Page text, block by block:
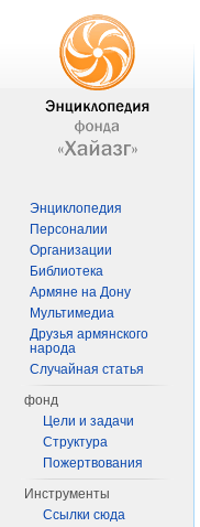
Энциклопедия
Персоналии
Организации
Библиотека
Армяне на Дону
Мультимедиа
Друзья армянского
народа
Случайная статья
фонд
Цели и задачи
Структура
Пожертвования
Инструменты
Ссылки сюда